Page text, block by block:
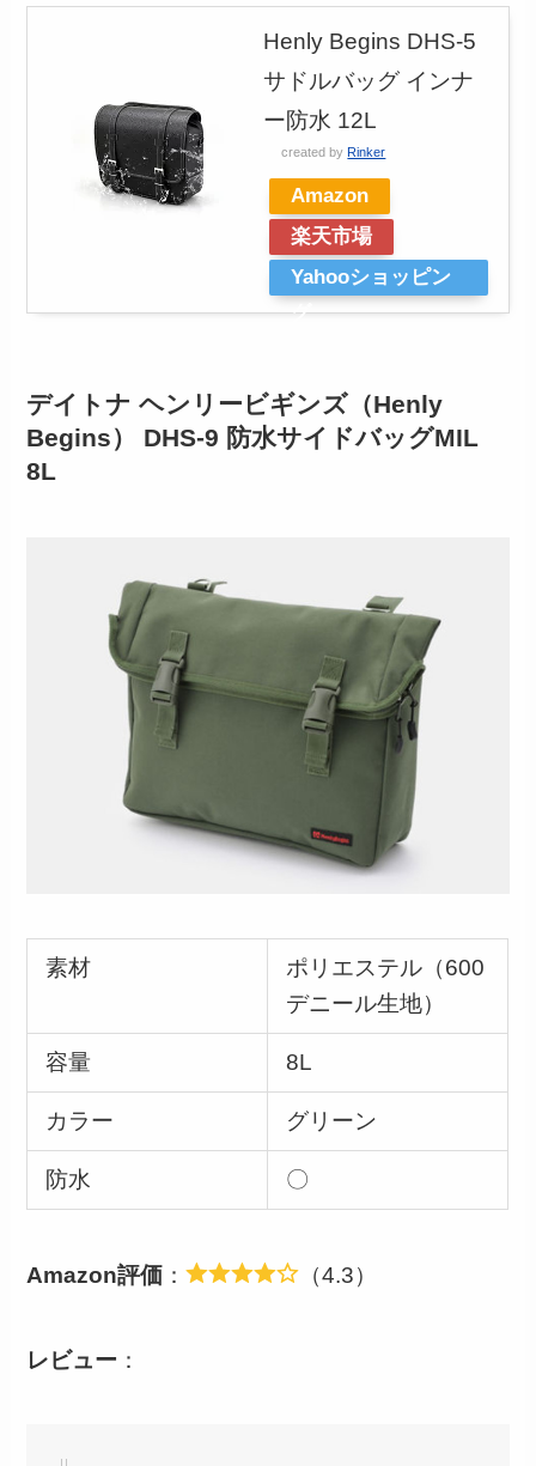
Henly Begins DHS-5
サドルバッグ インナ
ー防水 12L
created by Rinker
Amazon
楽天市場
Yahooショッピン
グ
デイトナ ヘンリービギンズ（Henly
Begins） DHS-9 防水サイドバッグMIL
8L
素材
ポリエステル（600
デニール生地）
容量 8L
カラー グリーン
防水 〇
Amazon評価 ： （4.3）
レビュー ：